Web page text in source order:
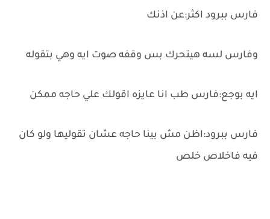
فارس ببرود اكثر:عن اذنك
وفارس لسه هيتحرك بس وقفه صوت ايه وهي بتقوله
ايه بوجع:فارس طب انا عايزه اقولك علي حاجه ممكن
فارس ببرود:اظن مش بينا حاجه عشان تقوليها ولو كان
فيه فاخلاص خلص